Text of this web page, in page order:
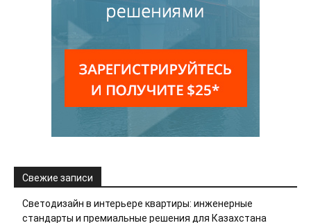
Свежие записи
Светодизайн в интерьере квартиры: инженерные
стандарты и премиальные решения для Казахстана